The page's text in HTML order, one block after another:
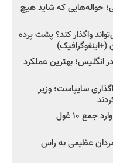
حواله‌هایی که شاید هیچ
واگذار کند؟ پشت پرده
(+اینفوگرافیک)
انگلیس؛ بهترین عملکرد
سایپاست؛ وزیر
۳ خودروساز چینی برای نخستین بار وارد جمع ۱۰ غول
عظیمی به راس